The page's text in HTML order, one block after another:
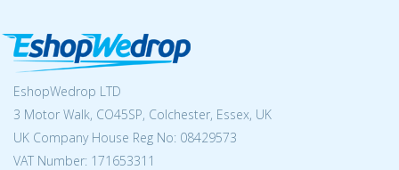
EshopWedrop LTD
3 Motor Walk, CO45SP, Colchester, Essex, UK
UK Company House Reg No: 08429573
VAT Number: 171653311